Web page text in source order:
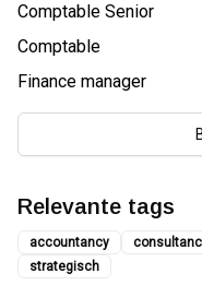
Comptable Senior
Comptable
Finance manager
Relevante tags
accountancy
strategisch